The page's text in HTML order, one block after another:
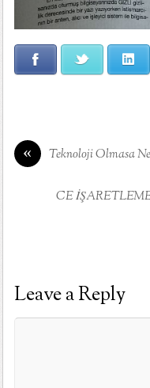
Facebook Twitter
« Teknoloji Olmasa
CE
Leave a Reply